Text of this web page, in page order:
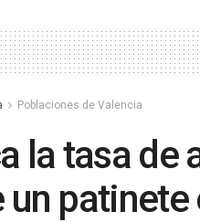
Poblaciones de Valencia
la tasa de